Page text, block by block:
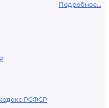
Подробнее...
РСФСР